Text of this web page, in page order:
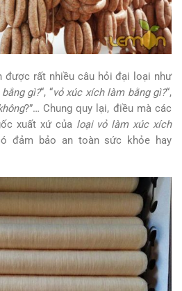
được rất nhiều câu hỏi đại loại như
gì?“, “vỏ xúc xích làm bằng gì?“,
?”… Chung quy lại, điều mà các
xuất xứ của loại vỏ làm xúc xích
đảm bảo an toàn sức khỏe hay